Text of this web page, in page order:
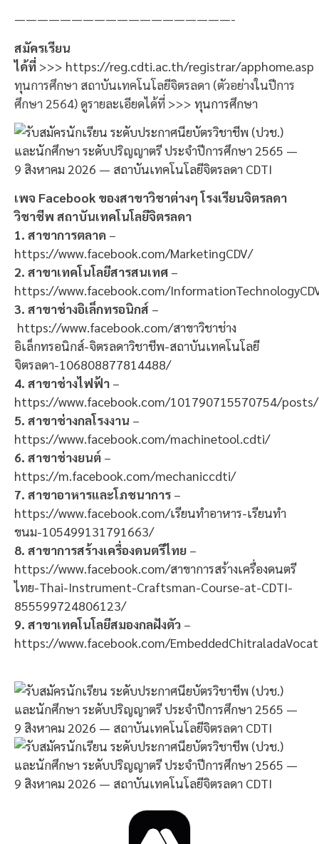
———————————————————-
สมัครเรียน
ได้ที่ >>> https://reg.cdti.ac.th/registrar/apphome.asp
ทุนการศึกษา สถาบันเทคโนโลยีจิตรลดา (ตัวอย่างในปีการ
ศึกษา 2564) ดูรายละเอียดได้ที่ >>> ทุนการศึกษา
เพจ Facebook ของสาขาวิชาต่างๆ โรงเรียนจิตรลดา
วิชาชีพ สถาบันเทคโนโลยีจิตรลดา
1. สาขาการตลาด –
https://www.facebook.com/MarketingCDV/
2. สาขาเทคโนโลยีสารสนเทศ –
https://www.facebook.com/
3. สาขาช่างอิเล็กทรอนิกส์ –
https://www.facebook.com/สาขาวิชาช่าง
อิเล็กทรอนิกส์-จิตรลดาวิชาชีพ-สถาบันเทคโนโลยี
จิตรลดา-106808877814488/
4. สาขาช่างไฟฟ้า –
https://www.facebook.com/101790715570754/
5. สาขาช่างกลโรงงาน –
https://www.facebook.com/machinetool.cdti/
6. สาขาช่างยนต์ –
https://m.facebook.com/mechaniccdti/
7. สาขาอาหารและโภชนาการ –
https://www.facebook.com/เรียนทำอาหาร-เรียนทำ
ขนม-105499131791663/
8. สาขาการสร้างเครื่องดนตรีไทย –
https://www.facebook.com/สาขาการสร้างเครื่องดนตรี
ไทย-Thai-Instrument-Craftsman-Course-at-CDTI-
855599724806123/
9. สาขาเทคโนโลยีสมองกลฝังตัว –
https://www.facebook.com/